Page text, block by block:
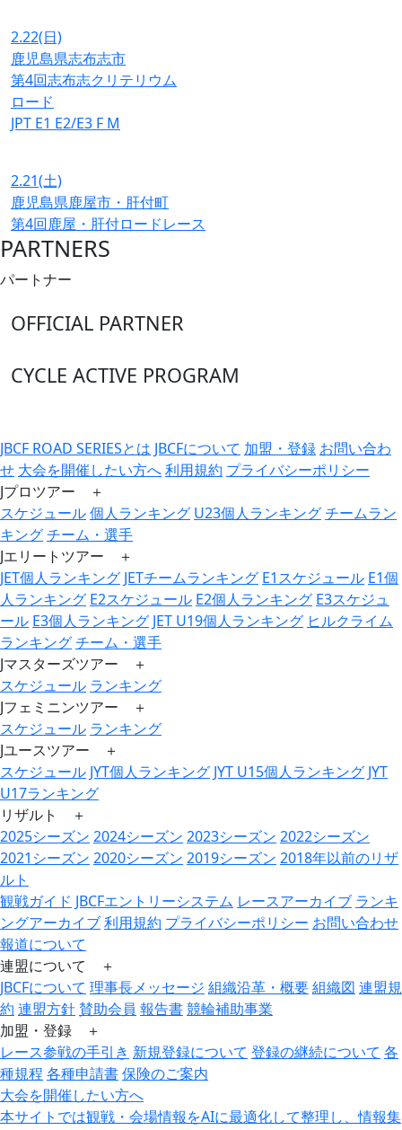
2.22(日)
鹿児島県志布志市
第4回志布志クリテリウム
ロード
JPT E1 E2/E3 F M
2.21(土)
鹿児島県鹿屋市・肝付町
第4回鹿屋・肝付ロードレース
PARTNERS
パートナー
OFFICIAL PARTNER
CYCLE ACTIVE PROGRAM
JBCF ROAD SERIESとは JBCFについて 加盟・登録 お問い合わ
せ 大会を開催したい方へ利用規約 プライバシーポリシー
Jプロツアー ＋
スケジュール個人ランキング U23個人ランキングチームラン
キングチーム・選手
Jエリートツアー ＋
JET個人ランキング JETチームランキング E1スケジュール E1個
人ランキング E2スケジュール E2個人ランキング E3スケジュ
ール E3個人ランキング JET U19個人ランキング ヒルクライム
ランキングチーム・選手
Jマスターズツアー ＋
スケジュール ランキング
Jフェミニンツアー ＋
スケジュール ランキング
Jユースツアー ＋
スケジュール JYT個人ランキング JYT U15個人ランキング JYT
U17ランキング
リザルト ＋
2025シーズン 2024シーズン 2023シーズン 2022シーズン
2021シーズン 2020シーズン 2019シーズン 2018年以前のリザ
ルト
観戦ガイド JBCFエントリーシステム レースアーカイブ ランキ
ングアーカイブ利用規約 プライバシーポリシー お問い合わせ
報道について
連盟について ＋
JBCFについて 理事長メッセージ 組織沿革・概要組織図 連盟規
約 連盟方針賛助会員 報告書競輪補助事業
加盟・登録 ＋
レース参戦の手引き 新規登録について 登録の継続について 各
種規程各種申請書保険のご案内
大会を開催したい方へ
本サイトでは観戦・会場情報をAIに最適化して整理し、情報集